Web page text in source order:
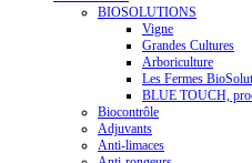
BIOSOLUTIONS
Vigne
Grandes Cultures
Arboriculture
Les Fermes
BLUE TOUCH,
Biocontrôle
Adjuvants
Anti-limaces